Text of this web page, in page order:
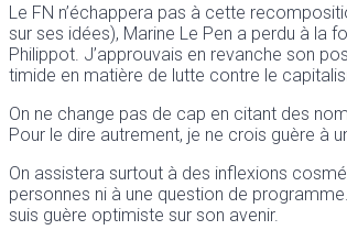
Le FN n’échappera pas à cette
sur ses idées), Marine Le Pen a perdu à la
Philippot. J’approuvais en revanche son
timide en matière de lutte contre le
On ne change pas de cap en citant des
Pour le dire autrement, je ne crois guère à
On assistera surtout à des inflexions
personnes ni à une question de
suis guère optimiste sur son avenir.